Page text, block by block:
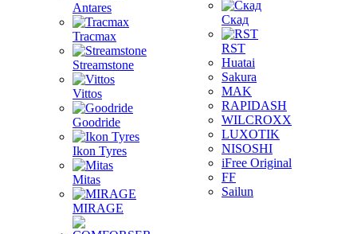
Antares
Tracmax
Streamstone
Vittos
Goodride
Ikon Tyres
Mitas
MIRAGE
Скад
RST
Huatai
Sakura
MAK
RAPIDASH
WILCROXX
LUXOTIK
NISOSHI
iFree Original
FF
Sailun